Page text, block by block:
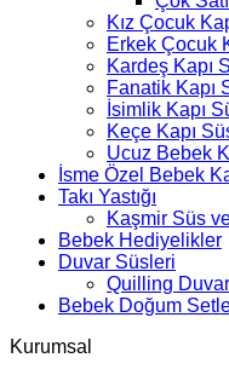
Kız Çocuk
Erkek Çocuk
Kardeş Kapı
Fanatik Kapı
İsimlik Kapı
Keçe Kapı
Ucuz Bebek
İsme Özel Bebek
Takı Yastığı
Kaşmir Süs ve
Bebek Hediyelikler
Duvar Süsleri
Quilling
Bebek Doğum
Kurumsal